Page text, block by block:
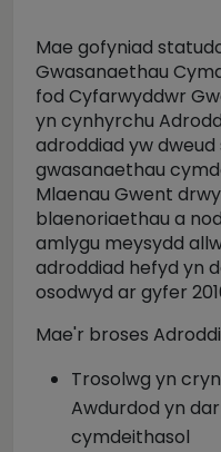
Mae gofyniad
Gwasanaethau
fod Cyfarwyddwr
yn cynhyrchu
adroddiad yw
gwasanaethau
Mlaenau Gwent
blaenoriaethau a
amlygu meysydd
adroddiad hefyd yn
osodwyd ar gyfer
Mae'r broses
Trosolwg yn
Awdurdod yn
cymdeithasol